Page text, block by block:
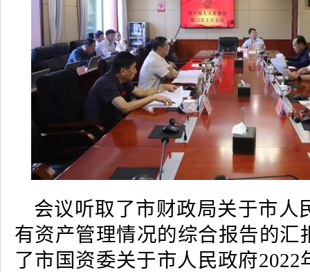
会议听取了市财政局关于市人
有资产管理情况的综合报告的汇
了市国资委关于市人民政府2022